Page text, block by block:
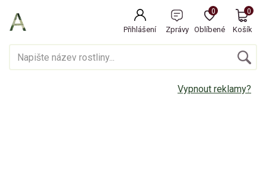
Přihlášení Zprávy Oblíbené
0
Košík
0
Vypnout reklamy?